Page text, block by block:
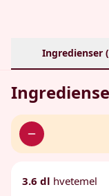
Ingredienser (
3.6 dl hvetemel